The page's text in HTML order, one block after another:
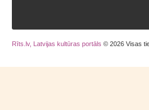
Rīts.lv, Latvijas kultūras portāls © 2026 Visas